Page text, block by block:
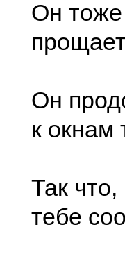
Он тоже
Он
к окнам
Так
тебе